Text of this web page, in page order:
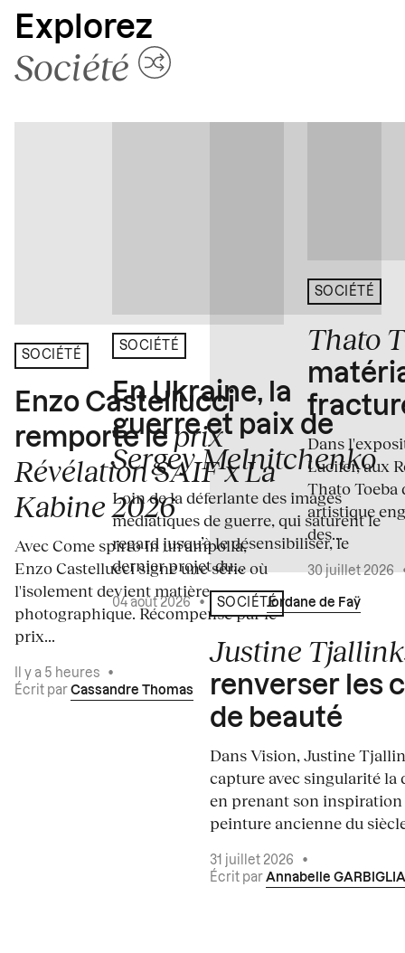
Explorez
Société
SOCIÉTÉ
Enzo Castellucci
remporte le prix
Révélation SAIF x La
Kabine 2026
Avec Come spirto in un'ampolla,
Enzo Castellucci signe une série où
l'isolement devient matière
photographique. Récompensé par le
prix...
Il y a 5 heures
•
Écrit par Cassandre Thomas
SOCIÉTÉ
En Ukraine, la
guerre et paix de
Sergey Melnitchenko
Loin de la déferlante des images
médiatiques de guerre, qui saturent le
regard jusqu’à le désensibiliser, le
dernier projet du...
04 août 2026 • Écrit par Jordane de Faÿ
SOCIÉTÉ
Justine
renverser les
de beauté
Dans Vision, Justine
capture avec singularité la
en prenant son inspiration
peinture ancienne du
31 juillet 2026
•
Écrit par Annabelle GARBIGLIA
SOCIÉTÉ
Thato
Dans
Lucifer, aux
Thato Toeba
artistique
des...
30 juillet 2026